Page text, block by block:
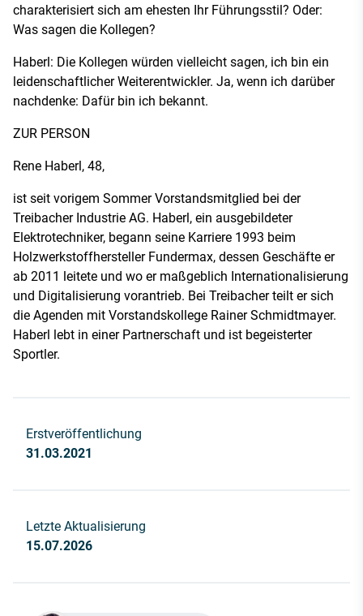
charakterisiert sich am ehesten Ihr Führungsstil? Oder:
Was sagen die Kollegen?
Haberl: Die Kollegen würden vielleicht sagen, ich bin ein
leidenschaftlicher Weiterentwickler. Ja, wenn ich darüber
nachdenke: Dafür bin ich bekannt.
ZUR PERSON
Rene Haberl, 48,
ist seit vorigem Sommer Vorstandsmitglied bei der
Treibacher Industrie AG. Haberl, ein ausgebildeter
Elektrotechniker, begann seine Karriere 1993 beim
Holzwerkstoffhersteller Fundermax, dessen Geschäfte er
ab 2011 leitete und wo er maßgeblich Internationalisierung
und Digitalisierung vorantrieb. Bei Treibacher teilt er sich
die Agenden mit Vorstandskollege Rainer Schmidtmayer.
Haberl lebt in einer Partnerschaft und ist begeisterter
Sportler.
Erstveröffentlichung
31.03.2021
Letzte Aktualisierung
15.07.2026